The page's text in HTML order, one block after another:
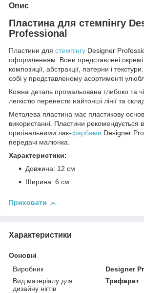
Опис
Пластина для стемпінгу
Professional
Пластини для стемпінгу Designer
оформленням. Вони представлені окремі
композиції, абстракції, патерни і
собі у представленому асортименті
Кожна деталь промальована глибоко та
легкістю перенести найтонші лінії та
Металева пластина має пластикову
використанні. Пластини рекомендується
оригінальними лак-фарбами Designer
передачі малюнка.
Характеристики:
Довжина: 12 см
Ширина: 6 см
Приховати
Характеристики
Основні
Виробник
Designer
Вид матеріалу для
дизайну нігтів
Трафарет